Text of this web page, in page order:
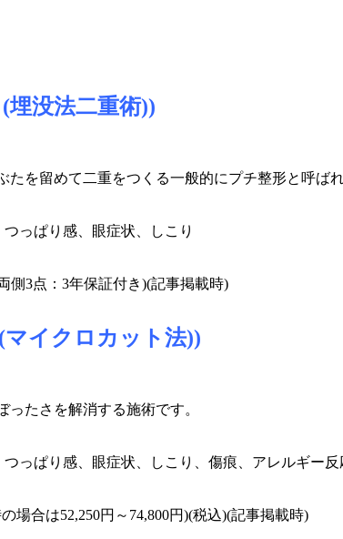
没法二重術))
たを留めて二重をつくる一般的にプチ整形と呼ば
っぱり感、眼症状、しこり
側3点：3年保証付き)(記事掲載時)
イクロカット法))
ったさを解消する施術です。
っぱり感、眼症状、しこり、傷痕、アレルギー反
場合は52,250円～74,800円)(税込)(記事掲載時)